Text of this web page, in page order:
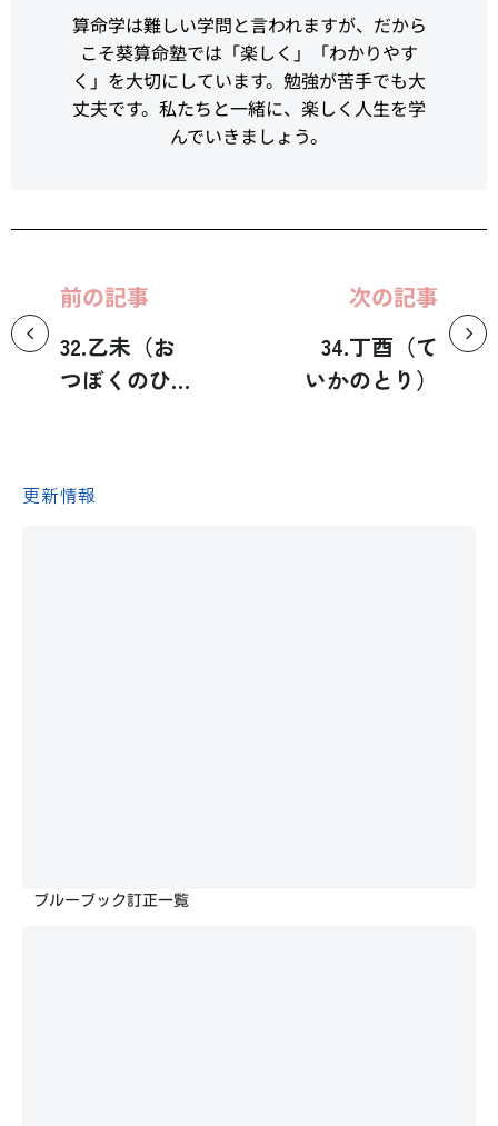
算命学は難しい学問と言われますが、だから
こそ葵算命塾では「楽しく」「わかりやす
く」を大切にしています。勉強が苦手でも大
丈夫です。私たちと一緒に、楽しく人生を学
んでいきましょう。
前の記事
32.乙未（お
つぼくのひつ
次の記事
34.丁酉（て
いかのとり）
更新情報
ブルーブック訂正一覧